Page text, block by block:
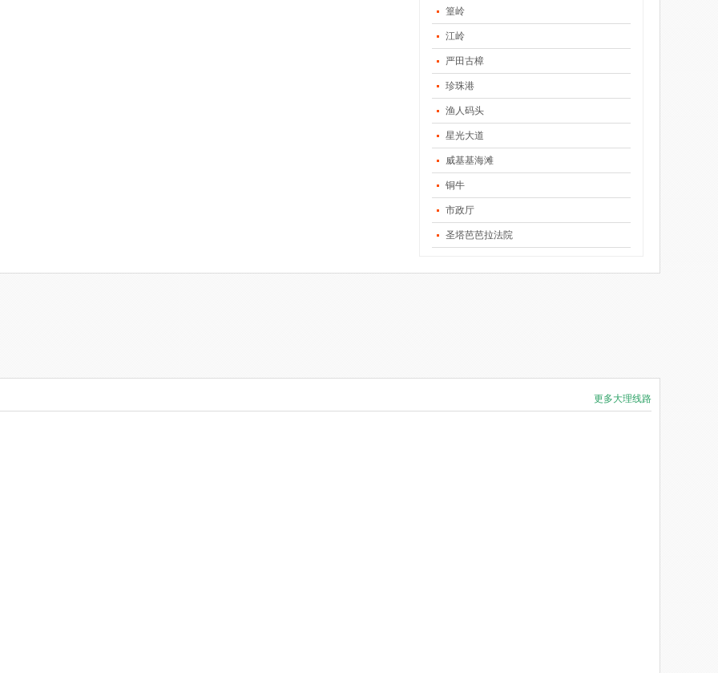
篁岭
江岭
严田古樟
珍珠港
渔人码头
星光大道
威基基海滩
铜牛
市政厅
圣塔芭芭拉法院
更多大理线路